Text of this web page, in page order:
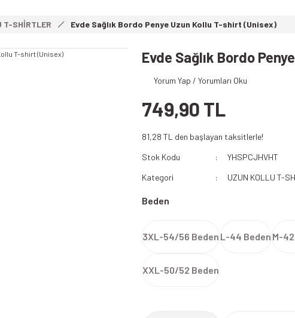
Paramedik T-shirt
112 Paramedik Yelek
112 Acil Sağlık Polar
Paramedik Swit
T-SHİRTLER Evde Sağlık Bordo Penye Uzun Kollu T-shirt (Unisex)
Evde Sağlık Bordo
Yorum Yap / Yorumları Oku
749,90 TL
81,28 TL den başlayan taksitlerle!
Stok Kodu
YHSPCJHVHT
Kategori
UZUN KOLLU T-
Beden
3XL-54/56 Beden L-44 Beden M-
XXL-50/52 Beden